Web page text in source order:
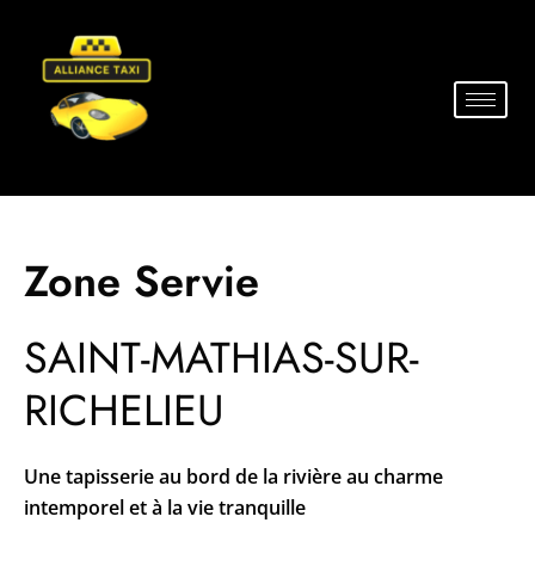
Zone Servie
SAINT-MATHIAS-SUR-
RICHELIEU
Une tapisserie au bord de la rivière au charme
intemporel et à la vie tranquille